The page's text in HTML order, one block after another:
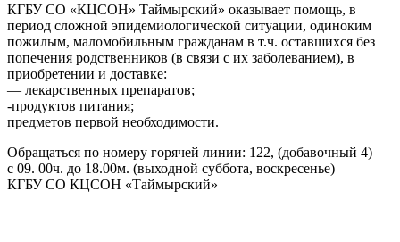
КГБУ СО «КЦСОН» Таймырский» оказывает помощь, в
период сложной эпидемиологической ситуации, одиноким
пожилым, маломобильным гражданам в т.ч. оставшихся без
попечения родственников (в связи с их заболеванием), в
приобретении и доставке:
— лекарственных препаратов;
-продуктов питания;
предметов первой необходимости.
Обращаться по номеру горячей линии: 122, (добавочный 4)
с 09. 00ч. до 18.00м. (выходной суббота, воскресенье)
КГБУ СО КЦСОН «Таймырский»